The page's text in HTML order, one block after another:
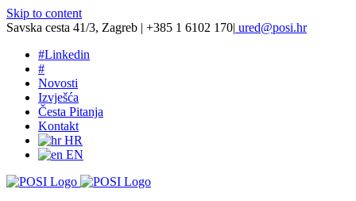
Skip to content
Savska cesta 41/3, Zagreb | +385 1 6102 170| ured@posi.hr
#Linkedin
#
Novosti
Izvješća
Česta Pitanja
Kontakt
HR
EN